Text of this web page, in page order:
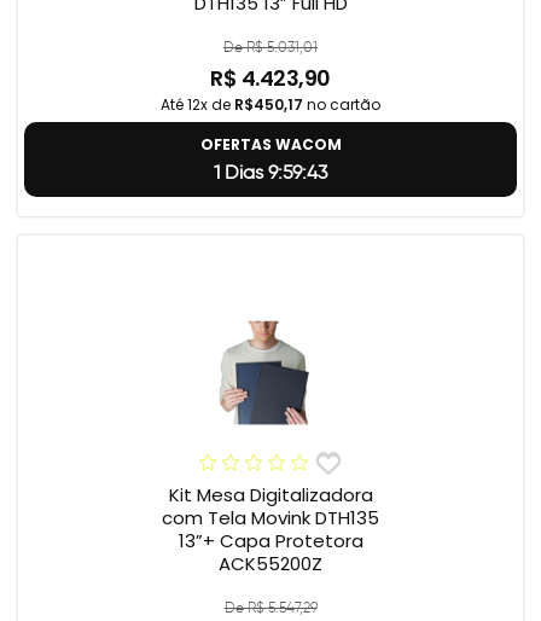
De R$ 5.031,01
R$ 4.423,90
Até 12x de R$450,17 no cartão
OFERTAS WACOM
1 Dias 9:59:42
Kit Mesa Digitalizadora
com Tela Movink DTH135
13”+ Capa Protetora
ACK55200Z
De R$ 5.547,29